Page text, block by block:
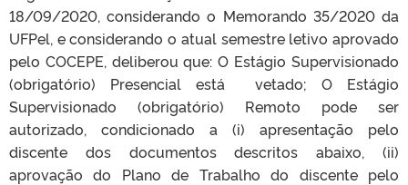
18/09/2020, considerando o Memorando 35/2020 da
UFPel, e considerando o atual semestre letivo aprovado
pelo COCEPE, deliberou que: O Estágio Supervisionado
(obrigatório) Presencial está vetado; O Estágio
Supervisionado (obrigatório) Remoto pode ser
autorizado, condicionado a (i) apresentação pelo
discente dos documentos descritos abaixo, (ii)
aprovação do Plano de Trabalho do discente pelo